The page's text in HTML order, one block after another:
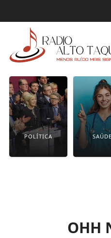
POLÍTICA SAÚDE
OHH